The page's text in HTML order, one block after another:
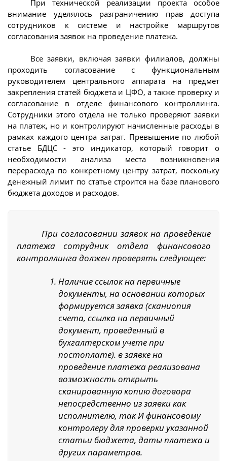
При технической реализации проекта особое
внимание уделялось разграничению прав доступа
сотрудников к системе и настройке маршрутов
согласования заявок на проведение платежа.
Все заявки, включая заявки филиалов, должны
проходить согласование с функциональным
руководителем центрального аппарата на предмет
закрепления статей бюджета и ЦФО, а также проверку и
согласование в отделе финансового контроллинга.
Сотрудники этого отдела не только проверяют заявки
на платеж, но и контролируют начисленные расходы в
рамках каждого центра затрат. Превышение по любой
статье БДЦС - это индикатор, который говорит о
необходимости анализа места возникновения
перерасхода по конкретному центру затрат, поскольку
денежный лимит по статье строится на базе планового
бюджета доходов и расходов.
При согласовании заявок на проведение
платежа сотрудник отдела финансового
контроллинга должен проверять следующее:
Наличие ссылок на первичные
документы, на основании которых
формируется заявка (сканиопия
счета, ссылка на первичный
документ, проведенный в
бухгалтерском учете при
постоплате). в заявке на
проведение платежа реализована
возможность открыть
сканированную копию договора
непосредственно из заявки как
исполнителю, так И финансовому
контролеру для проверки указанной
статьи бюджета, даты платежа и
других параметров.